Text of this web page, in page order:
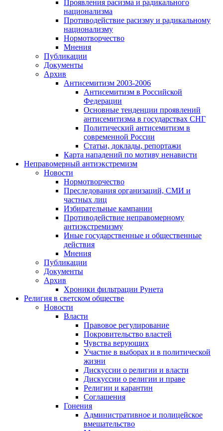
Проявления расизма и радикального
национализма
Противодействие расизму и радикальному
национализму
Нормотворчество
Мнения
Публикации
Документы
Архив
Антисемитизм 2003-2006
Антисемитизм в Российской
Федерации
Основные тенденции проявлений
антисемитизма в государствах СНГ
Политический антисемитизм в
современной России
Статьи, доклады, репортажи
Карта нападений по мотиву ненависти
Неправомерный антиэкстремизм
Новости
Нормотворчество
Преследования организаций, СМИ и
частных лиц
Избирательные кампании
Противодействие неправомерному
антиэкстремизму
Иные государственные и общественные
действия
Мнения
Публикации
Документы
Архив
Хроники фильтрации Рунета
Религия в светском обществе
Новости
Власти
Правовое регулирование
Покровительство властей
Чувства верующих
Участие в выборах и в политической
жизни
Дискуссии о религии и власти
Дискуссии о религии и праве
Религии и карантин
Соглашения
Гонения
Административное и полицейское
вмешательство